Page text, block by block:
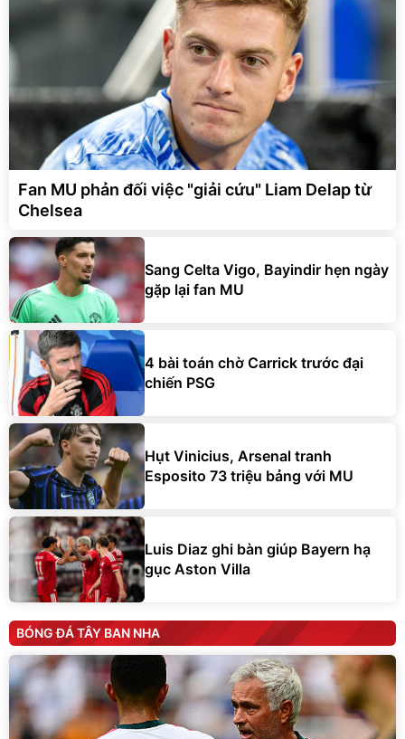
Fan MU phản đối việc "giải cứu" Liam Delap từ
Chelsea
Sang Celta Vigo, Bayindir hẹn ngày
gặp lại fan MU
4 bài toán chờ Carrick trước đại
chiến PSG
Hụt Vinicius, Arsenal tranh
Esposito 73 triệu bảng với MU
Luis Diaz ghi bàn giúp Bayern hạ
gục Aston Villa
BÓNG ĐÁ TÂY BAN NHA